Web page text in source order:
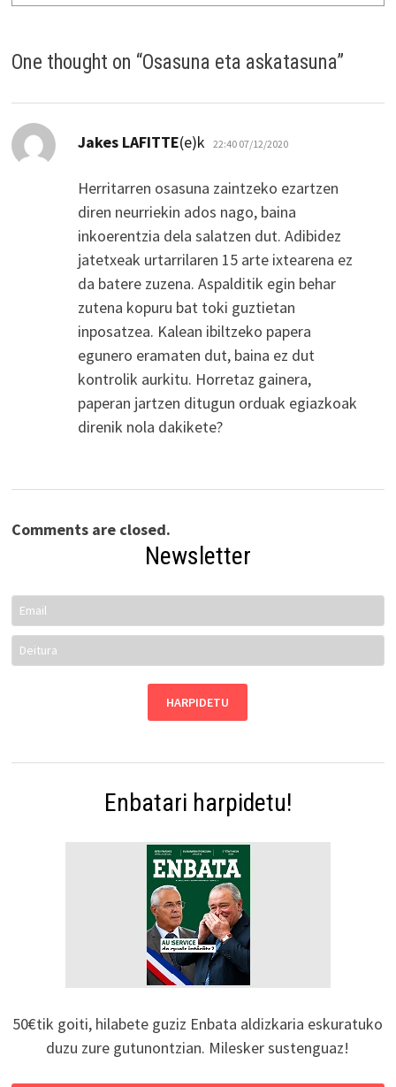
One thought on “Osasuna eta askatasuna”
Jakes LAFITTE(e)k dio:
22:40 07/12/2020
Herritarren osasuna zaintzeko ezartzen
diren neurriekin ados nago, baina
inkoerentzia dela salatzen dut. Adibidez
jatetxeak urtarrilaren 15 arte ixtearena ez
da batere zuzena. Aspalditik egin behar
zutena kopuru bat toki guztietan
inposatzea. Kalean ibiltzeko papera
egunero eramaten dut, baina ez dut
kontrolik aurkitu. Horretaz gainera,
paperan jartzen ditugun orduak egiazkoak
direnik nola dakikete?
Comments are closed.
Newsletter
Enbatari harpidetu!
50€tik goiti, hilabete guziz Enbata aldizkaria eskuratuko
duzu zure gutunontzian. Milesker sustenguaz!